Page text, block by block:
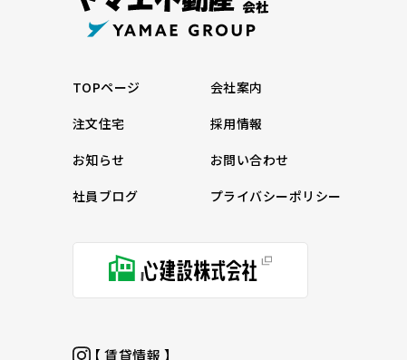
TOPページ
会社案内
注文住宅
採用情報
お知らせ
お問い合わせ
社員ブログ
プライバシーポリシー
【 賃貸情報 】